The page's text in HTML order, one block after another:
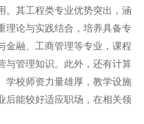
。其工程类专业优势突出，涵
理论与实践结合，培养具备专
金融、工商管理等专业，课程
与管理知识。此外，还有计算
学校师资力量雄厚，教学设施
后能较好适应职场，在相关领